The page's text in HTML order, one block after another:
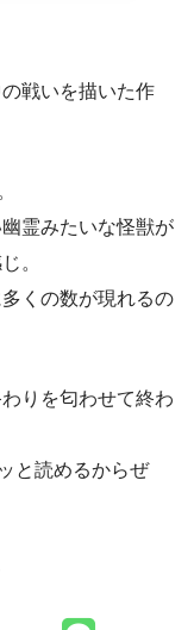
戦いを描いた作
霊みたいな怪獣が
。
くの数が現れるの
りを匂わせて終わ
と読めるからぜ